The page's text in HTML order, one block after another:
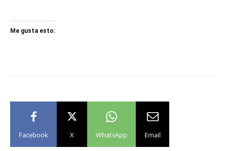
Me gusta esto:
Facebook X WhatsApp Email